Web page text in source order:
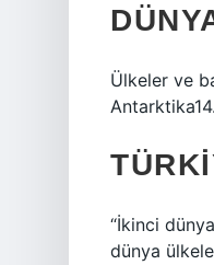
Ülkeler ve
“İkinci
dünya